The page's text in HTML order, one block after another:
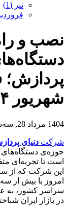
تیر (1)
نصب و
شهریور ۱۴۰۴
1404 مرداد 28, سه‌شنبه
شرکت دنیای
حوزه‌ی دستگاه‌های
است تا تجربه‌ای
امروز با بیش از
سراسر کشور، به
در بازار ایران